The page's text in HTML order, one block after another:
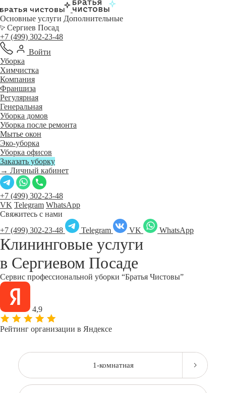
Основные услуги Дополнительные
Сергиев Посад
+7 (499) 302-23-48
Войти
Уборка
Химчистка
Компания
Франшиза
Регулярная
Генеральная
Уборка домов
Уборка после ремонта
Мытье окон
Эко-уборка
Уборка офисов
Заказать уборку
→ Личный кабинет
+7 (499) 302-23-48
VK Telegram WhatsApp
Свяжитесь с нами
+7 (499) 302-23-48
Telegram VK WhatsApp
Клининговые услуги
в Сергиевом Посаде
Сервис профессиональной уборки “Братья Чистовы”
4,9
Рейтинг организации в Яндексе
1-комнатная